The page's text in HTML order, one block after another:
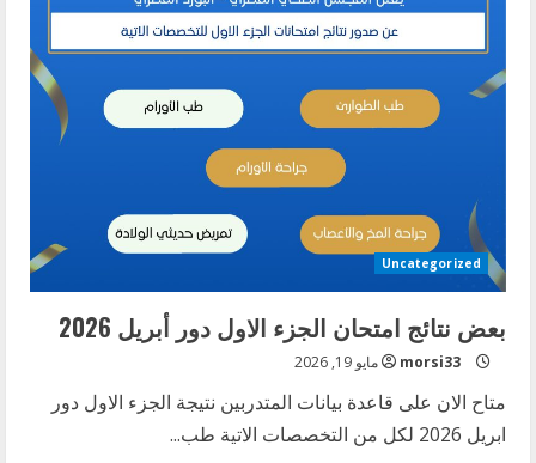
امتحان
الجزء
الاول
دور
2026
Uncategorized
بعض نتائج امتحان الجزء الاول دور أبريل 2026
morsi33 مايو 19, 2026
متاح الان على قاعدة بيانات المتدربين نتيجة الجزء الاول دور
ابريل 2026 لكل من التخصصات الاتية طب...